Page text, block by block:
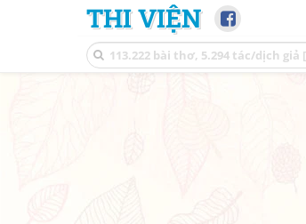
THI VIỆN